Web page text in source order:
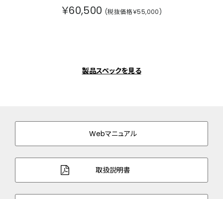
￥60,500 (税抜価格￥55,000)
製品スペックを見る
Webマニュアル
取扱説明書